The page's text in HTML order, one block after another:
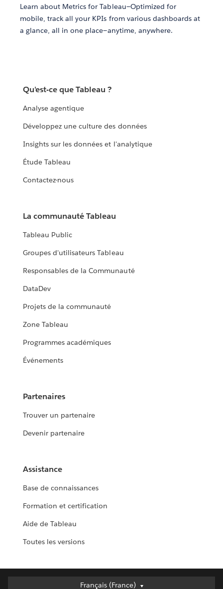
Learn about Metrics for Tableau—Optimized for
mobile, track all your KPIs from various dashboards at
a glance, all in one place—anytime, anywhere.
Qu'est-ce que Tableau ?
Analyse agentique
Développez une culture des données
Insights sur les données et l'analytique
Étude Tableau
Contactez-nous
La communauté Tableau
Tableau Public
Groupes d'utilisateurs Tableau
Responsables de la Communauté
DataDev
Projets de la communauté
Zone Tableau
Programmes académiques
Événements
Partenaires
Trouver un partenaire
Devenir partenaire
Assistance
Base de connaissances
Formation et certification
Aide de Tableau
Toutes les versions
Français (France)
Français (France)